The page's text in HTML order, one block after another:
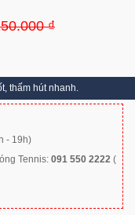
₫
thấm hút nhanh.
- 19h)
Tennis: 091 550 2222 (